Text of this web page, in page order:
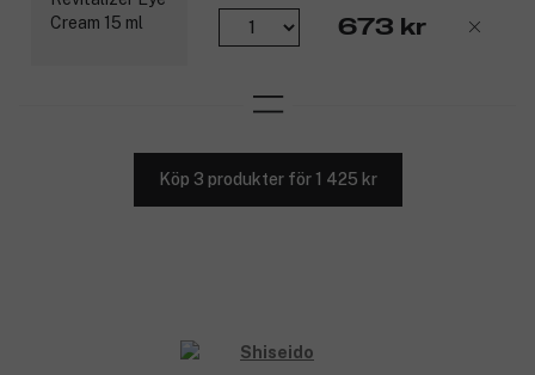
673 kr
Köp 3 produkter för 1 425 kr